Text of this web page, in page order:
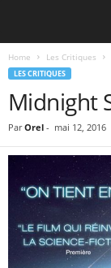
Home Les Critiques
LES CRITIQUES
Midnight
Par Orel - mai 12, 2016